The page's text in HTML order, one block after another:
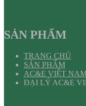
SẢN PHẨM
TRANG CHỦ
SẢN PHẨM
AC&E VIỆT
ĐẠI LÝ AC&E